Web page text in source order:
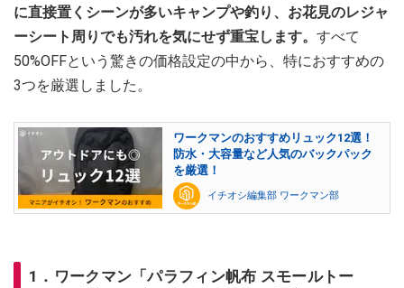
に直接置くシーンが多いキャンプや釣り、お花見のレジャ
ーシート周りでも汚れを気にせず重宝します。 すべて
50%OFFという驚きの価格設定の中から、特におすすめの
3つを厳選しました。
ワークマンのおすすめリュック12選！
防水・大容量など人気のバックパック
を厳選！
イチオシ編集部 ワークマン部
1．ワークマン「パラフィン帆布 スモールトー